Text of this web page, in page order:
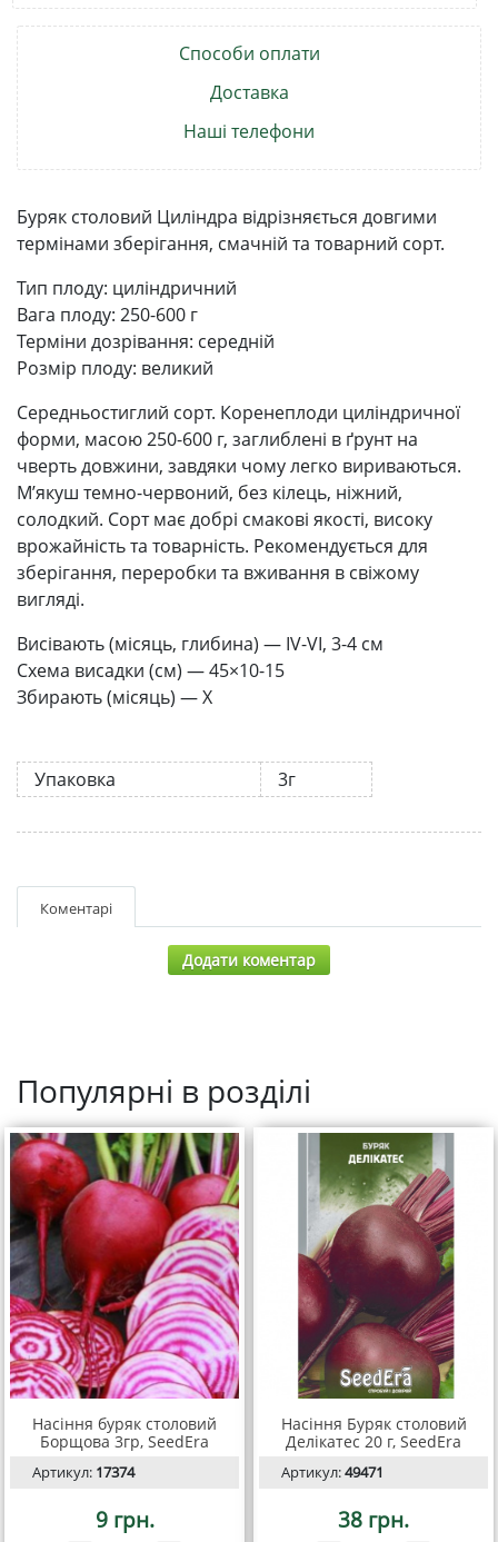
Способи оплати
Доставка
Наші телефони
Буряк столовий Циліндра відрізняється довгими
термінами зберігання, смачній та товарний сорт.
Тип плоду: циліндричний
Вага плоду: 250-600 г
Терміни дозрівання: середній
Розмір плоду: великий
Середньостиглий сорт. Коренеплоди циліндричної
форми, масою 250-600 г, заглиблені в ґрунт на
чверть довжини, завдяки чому легко вириваються.
М’якуш темно-червоний, без кілець, ніжний,
солодкий. Сорт має добрі смакові якості, високу
врожайність та товарність. Рекомендується для
зберігання, переробки та вживання в свіжому
вигляді.
Висівають (місяць, глибина) — IV-VI, 3-4 см
Схема висадки (см) — 45×10-15
Збирають (місяць) — X
Упаковка 3г
Коментарі
Додати коментар
Популярні в розділі
Насіння буряк столовий
Борщова 3гр, SeedEra
Артикул: 17374
9 грн.
Насіння Буряк столовий
Делікатес 20 г, SeedEra
Артикул:49471
38 грн.